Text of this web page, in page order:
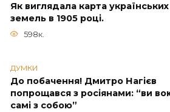
Як виглядала карта українських
земель в 1905 році.
598к.
ДУМКИ
До побачення! Дмитро Нагієв
попрощався з росіянами: “ви
самі з собою”